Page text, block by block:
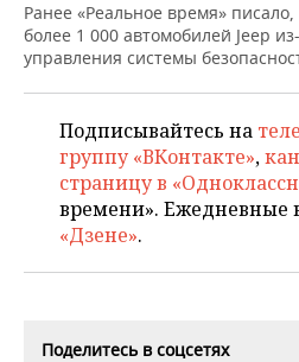
ОПК
ЭНЕРГЕТИКА
УСЛУГИ
МЕДИА
ВЫЕЗДНАЯ РЕДАКЦИЯ
ONLINE-КОНФЕРЕНЦИИ
ОТКРЫТАЯ ЛЕКЦИЯ
НОВОСТИ СПОРТА
ХОККЕЙ
БАСКЕТБОЛ
ВОЛЕЙБОЛ
ОБЩЕСТВО
ВЛАСТЬ
ИНФРАСТРУКТУРА
ИСТОРИЯ
СЮЖЕТЫ
СПРАВОЧНИК
СПИСОК ПЕРСОН
ПОЛНАЯ ВЕРСИЯ
Ранее «Реальное время» писало,
более 1 000 автомобилей Jeep
управления системы
Подписывайтесь на
группу «ВКонтакте»,
страницу в
времени». Ежедневные
«Дзене».
Поделитесь в соцсетях